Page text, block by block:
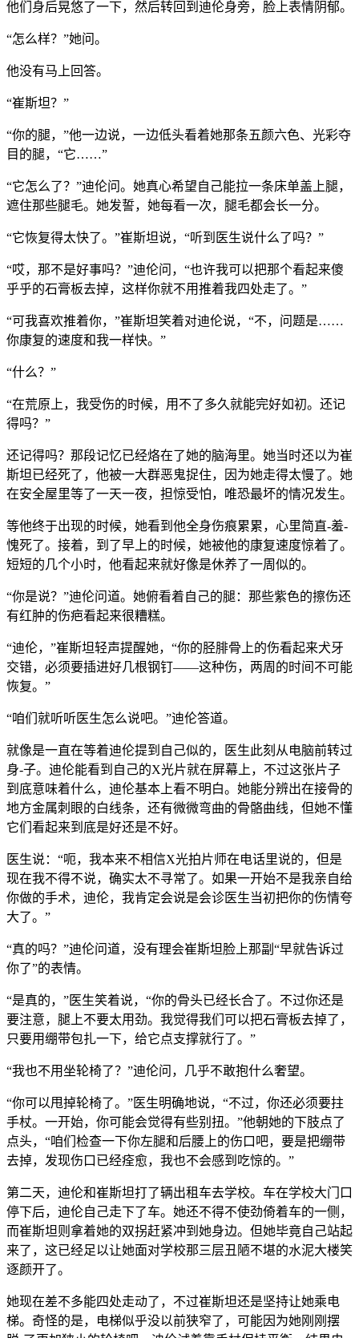
他们身后晃悠了一下，然后转回到迪伦身旁，脸上表情阴郁。
“怎么样？”她问。
他没有马上回答。
“崔斯坦？”
“你的腿，”他一边说，一边低头看着她那条五颜六色、光彩夺
目的腿，“它……”
“它怎么了？”迪伦问。她真心希望自己能拉一条床单盖上腿，
遮住那些腿毛。她发誓，她每看一次，腿毛都会长一分。
“它恢复得太快了。”崔斯坦说，“听到医生说什么了吗？”
“哎，那不是好事吗？”迪伦问，“也许我可以把那个看起来傻
乎乎的石膏板去掉，这样你就不用推着我四处走了。”
“可我喜欢推着你，”崔斯坦笑着对迪伦说，“不，问题是……
你康复的速度和我一样快。”
“什么？”
“在荒原上，我受伤的时候，用不了多久就能完好如初。还记
得吗？”
还记得吗？那段记忆已经烙在了她的脑海里。她当时还以为崔
斯坦已经死了，他被一大群恶鬼捉住，因为她走得太慢了。她
在安全屋里等了一天一夜，担惊受怕，唯恐最坏的情况发生。
等他终于出现的时候，她看到他全身伤痕累累，心里简直-羞-
愧死了。接着，到了早上的时候，她被他的康复速度惊着了。
短短的几个小时，他看起来就好像是休养了一周似的。
“你是说？”迪伦问道。她俯看着自己的腿：那些紫色的擦伤还
有红肿的伤疤看起来很糟糕。
“迪伦，”崔斯坦轻声提醒她，“你的胫腓骨上的伤看起来犬牙
交错，必须要插进好几根钢钉——这种伤，两周的时间不可能
恢复。”
“咱们就听听医生怎么说吧。”迪伦答道。
就像是一直在等着迪伦提到自己似的，医生此刻从电脑前转过
身-子。迪伦能看到自己的X光片就在屏幕上，不过这张片子
到底意味着什么，迪伦基本上看不明白。她能分辨出在接骨的
地方金属刺眼的白线条，还有微微弯曲的骨骼曲线，但她不懂
它们看起来到底是好还是不好。
医生说：“呃，我本来不相信X光拍片师在电话里说的，但是
现在我不得不说，确实太不寻常了。如果一开始不是我亲自给
你做的手术，迪伦，我肯定会说是会诊医生当初把你的伤情夸
大了。”
“真的吗？”迪伦问道，没有理会崔斯坦脸上那副“早就告诉过
你了”的表情。
“是真的，”医生笑着说，“你的骨头已经长合了。不过你还是
要注意，腿上不要太用劲。我觉得我们可以把石膏板去掉了，
只要用绷带包扎一下，给它点支撑就行了。”
“我也不用坐轮椅了？”迪伦问，几乎不敢抱什么奢望。
“你可以甩掉轮椅了。”医生明确地说，“不过，你还必须要拄
手杖。一开始，你可能会觉得有些别扭。”他朝她的下肢点了
点头，“咱们检查一下你左腿和后腰上的伤口吧，要是把绷带
去掉，发现伤口已经痊愈，我也不会感到吃惊的。”
第二天，迪伦和崔斯坦打了辆出租车去学校。车在学校大门口
停下后，迪伦自己走下了车。她还不得不使劲倚着车的一侧，
而崔斯坦则拿着她的双拐赶紧冲到她身边。但她毕竟自己站起
来了，这已经足以让她面对学校那三层丑陋不堪的水泥大楼笑
逐颜开了。
她现在差不多能四处走动了，不过崔斯坦还是坚持让她乘电
梯。奇怪的是，电梯似乎没以前狭窄了，可能因为她刚刚摆